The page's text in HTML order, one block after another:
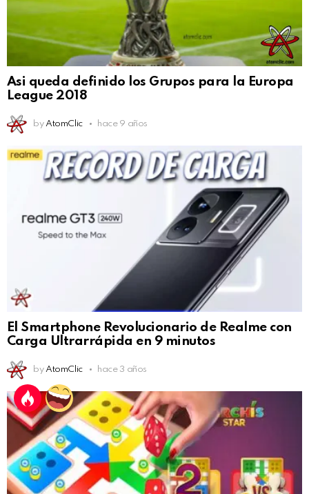
Asi queda definido los Grupos para la Europa
League 2018
by AtomClic hace 9 años
El Smartphone Revolucionario de Realme con
Carga Ultrarrápida en 9 minutos
by AtomClic hace 3 años